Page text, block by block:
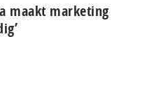
maakt marketing